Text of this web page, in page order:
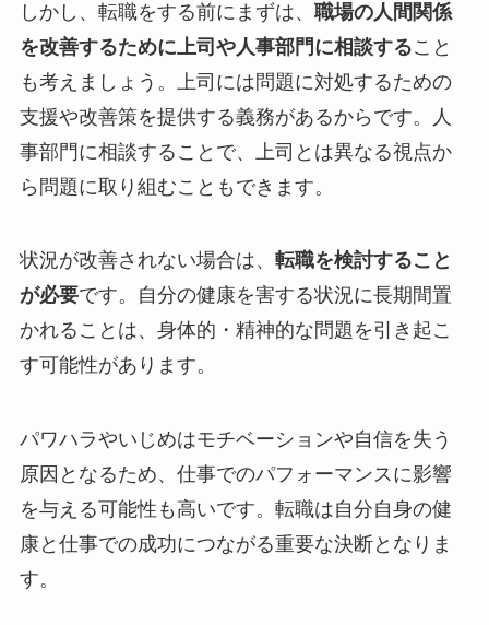
しかし、転職をする前にまずは、 職場の人間関係
を改善するために上司や人事部門に相談すること
も考えましょう。上司には問題に対処するための
支援や改善策を提供する義務があるからです。人
事部門に相談することで、上司とは異なる視点か
ら問題に取り組むこともできます。
状況が改善されない場合は、 転職を検討すること
が必要です。自分の健康を害する状況に長期間置
かれることは、身体的・精神的な問題を引き起こ
す可能性があります。
パワハラやいじめはモチベーションや自信を失う
原因となるため、仕事でのパフォーマンスに影響
を与える可能性も高いです。転職は自分自身の健
康と仕事での成功につながる重要な決断となりま
す。